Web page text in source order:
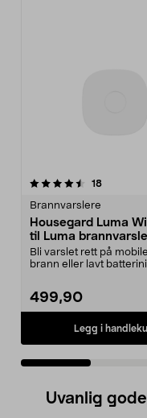
18
Brannvarslere
Housegard Luma
til Luma
Bli varslet rett på
brann eller lavt
499,90
Legg i
5.0 av 5 stjerner
Uvanlig